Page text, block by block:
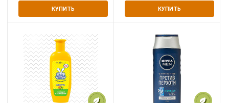
КУПИТЬ КУПИТЬ